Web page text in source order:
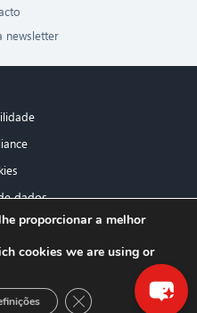
newsletter
dados
proporcionar a melhor
cookies we are using or
GDPR Cookie-